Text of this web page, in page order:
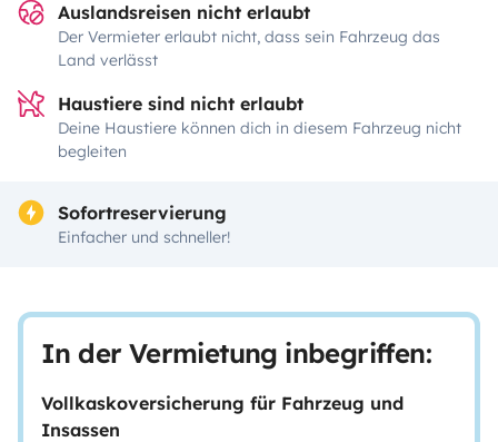
Auslandsreisen nicht erlaubt
Der Vermieter erlaubt nicht, dass sein Fahrzeug das
Land verlässt
Haustiere sind nicht erlaubt
Deine Haustiere können dich in diesem Fahrzeug nicht
begleiten
Sofortreservierung
Einfacher und schneller!
In der Vermietung inbegriffen:
Vollkaskoversicherung für Fahrzeug und
Insassen